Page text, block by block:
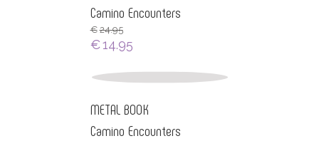
Camino Encounters
€ 24.95
€14.95
METAL BOOK
Camino Encounters